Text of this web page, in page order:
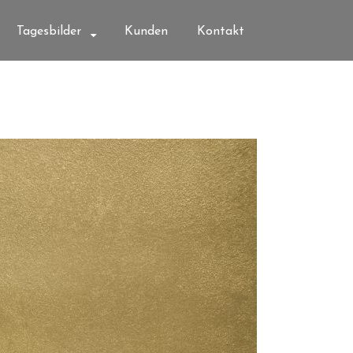
Tagesbilder Kunden Kontakt